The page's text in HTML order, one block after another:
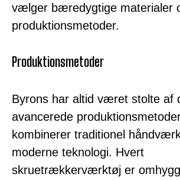
vælger bæredygtige materialer
produktionsmetoder.
Produktionsmetoder
Byrons har altid været stolte af
avancerede
kombinerer traditionel
moderne teknologi. Hvert
skruetrækkerværktøj er